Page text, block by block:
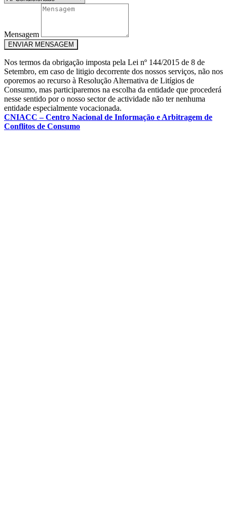
Mensagem
ENVIAR MENSAGEM
Nos termos da obrigação imposta pela Lei nº 144/2015 de 8 de
Setembro, em caso de litigio decorrente dos nossos serviços, não nos
oporemos ao recurso à Resolução Alternativa de Litígios de
Consumo, mas participaremos na escolha da entidade que procederá
nesse sentido por o nosso sector de actividade não ter nenhuma
entidade especialmente vocacionada.
CNIACC – Centro Nacional de Informação e Arbitragem de
Conflitos de Consumo